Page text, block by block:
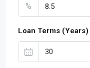
%
Loan Terms (Years)